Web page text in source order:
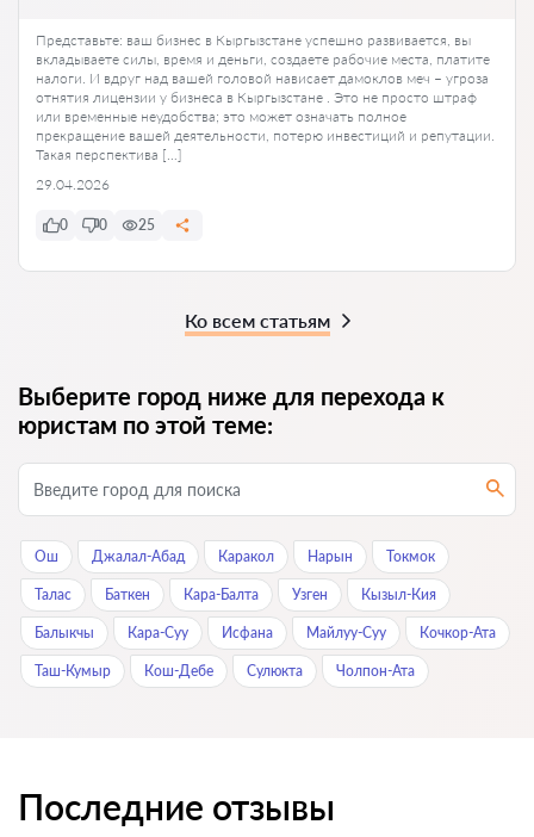
Представьте: ваш бизнес в Кыргызстане успешно развивается, вы
вкладываете силы, время и деньги, создаете рабочие места, платите
налоги. И вдруг над вашей головой нависает дамоклов меч – угроза
отнятия лицензии у бизнеса в Кыргызстане . Это не просто штраф
или временные неудобства; это может означать полное
прекращение вашей деятельности, потерю инвестиций и репутации.
Такая перспектива […]
29.04.2026
0 0 25
Ко всем статьям
Выберите город ниже для перехода к
юристам по этой теме:
Ош Джалал-Абад Каракол Нарын Токмок
Талас Баткен Кара-Балта Узген Кызыл-Кия
Балыкчы Кара-Суу Исфана Майлуу-Суу Кочкор-Ата
Таш-Кумыр Кош-Дебе Сулюкта Чолпон-Ата
Последние отзывы